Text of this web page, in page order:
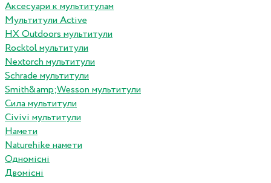
Аксесуари к мультитулам
Мультитули Active
HX Outdoors мультитули
Rocktol мультитули
Nextorch мультитули
Schrade мультитули
Smith&amp;Wesson мультитули
Сила мультитули
Civivi мультитули
Намети
Naturehike намети
Одномісні
Двомісні